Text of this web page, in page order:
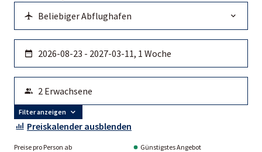
Filter anzeigen
Preiskalender ausblenden
Preise pro Person ab Günstigstes Angebot